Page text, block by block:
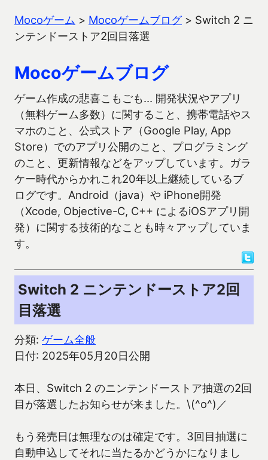
Mocoゲーム > Mocoゲームブログ> Switch 2 ニ
ンテンドーストア2回目落選
Mocoゲームブログ
ゲーム作成の悲喜こもごも… 開発状況やアプリ
（無料ゲーム多数）に関すること、携帯電話やス
マホのこと、公式ストア（Google Play, App
Store）でのアプリ公開のこと、プログラミング
のこと、更新情報などをアップしています。ガラ
ケー時代からかれこれ20年以上継続しているブ
ログです。Android（java）や iPhone開発
（Xcode, Objective-C, C++ によるiOSアプリ開
発）に関する技術的なことも時々アップしていま
す。
Switch 2 ニンテンドーストア2回
目落選
分類: ゲーム全般
日付: 2025年05月20日公開
本日、Switch 2 のニンテンドーストア抽選の2回
目が落選したお知らせが来ました。\(^o^)／
もう発売日は無理なのは確定です。3回目抽選に
自動申込してそれに当たるかどうかになりまし